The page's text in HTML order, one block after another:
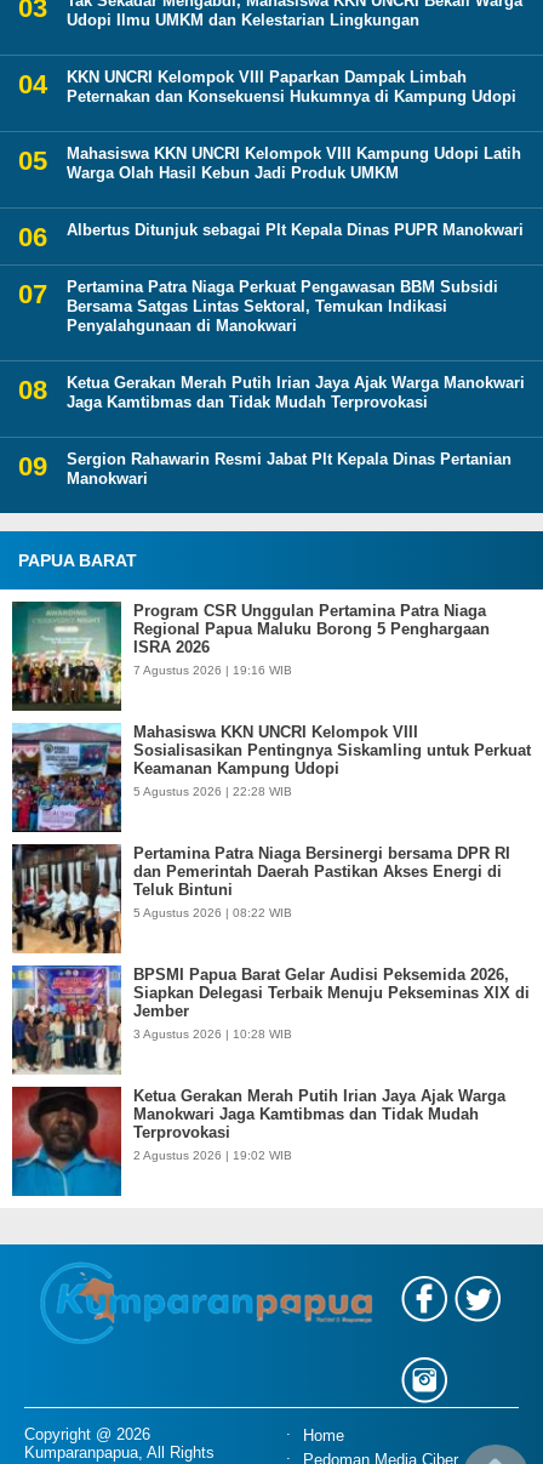
Udopi Ilmu UMKM dan Kelestarian Lingkungan
KKN UNCRI Kelompok VIII Paparkan Dampak Limbah
Peternakan dan Konsekuensi Hukumnya di Kampung Udopi
Mahasiswa KKN UNCRI Kelompok VIII Kampung Udopi Latih
Warga Olah Hasil Kebun Jadi Produk UMKM
Albertus Ditunjuk sebagai Plt Kepala Dinas PUPR Manokwari
Pertamina Patra Niaga Perkuat Pengawasan BBM Subsidi
Bersama Satgas Lintas Sektoral, Temukan Indikasi
Penyalahgunaan di Manokwari
Ketua Gerakan Merah Putih Irian Jaya Ajak Warga Manokwari
Jaga Kamtibmas dan Tidak Mudah Terprovokasi
Sergion Rahawarin Resmi Jabat Plt Kepala Dinas Pertanian
Manokwari
PAPUA BARAT
Program CSR Unggulan Pertamina Patra Niaga
Regional Papua Maluku Borong 5 Penghargaan
ISRA 2026
7 Agustus 2026 | 19:16 WIB
Mahasiswa KKN UNCRI Kelompok VIII
Sosialisasikan Pentingnya Siskamling untuk Perkuat
Keamanan Kampung Udopi
5 Agustus 2026 | 22:28 WIB
Pertamina Patra Niaga Bersinergi bersama DPR RI
dan Pemerintah Daerah Pastikan Akses Energi di
Teluk Bintuni
5 Agustus 2026 | 08:22 WIB
BPSMI Papua Barat Gelar Audisi Peksemida 2026,
Siapkan Delegasi Terbaik Menuju Pekseminas XIX di
Jember
3 Agustus 2026 | 10:28 WIB
Ketua Gerakan Merah Putih Irian Jaya Ajak Warga
Manokwari Jaga Kamtibmas dan Tidak Mudah
Terprovokasi
2 Agustus 2026 | 19:02 WIB
Copyright @ 2026
Kumparanpapua, All Rights
Home